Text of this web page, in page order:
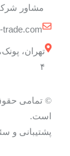
مشاور
trade.com
تهران،
۴
© تمامی
است.
پشتیبانی و